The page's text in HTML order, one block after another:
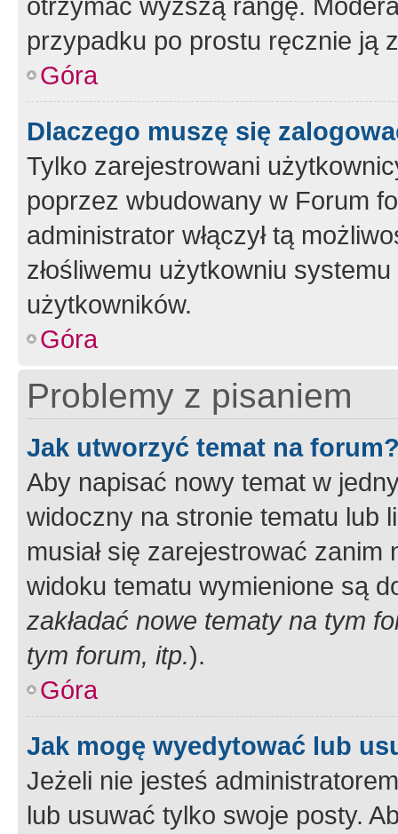
przypadku po prostu ręcznie ją
Góra
Dlaczego muszę się
Tylko zarejestrowani
poprzez wbudowany w Forum
administrator włączył tą
złośliwemu użytkowniu
użytkowników.
Góra
Problemy z pisaniem
Jak utworzyć temat na
Aby napisać nowy temat w
widoczny na stronie tematu lub
musiał się zarejestrować
widoku tematu wymienione są
zakładać nowe tematy na tym
tym forum, itp.).
Góra
Jak mogę wyedytować lub
Jeżeli nie jesteś
lub usuwać tylko swoje posty.